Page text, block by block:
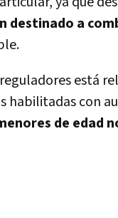
destinado a
está
habilitadas con
de edad